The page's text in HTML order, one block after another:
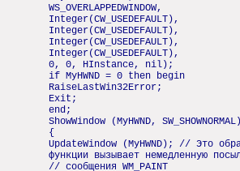
WS_OVERLAPPEDWINDOW,
Integer(CW_USEDEFAULT),
Integer(CW_USEDEFAULT),
Integer(CW_USEDEFAULT),
Integer(CW_USEDEFAULT),
0, 0, HInstance, nil);
if MyHWND = 0 then begin
RaiseLastWin32Error;
Exit;
end;
ShowWindow (MyHWND,
{
UpdateWindow (MyHWND); // Это
функции вызывает немедленную
// сообщения WM_PAINT